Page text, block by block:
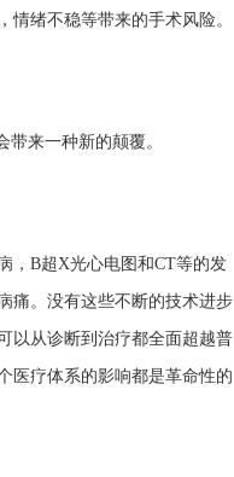
绪不稳等带来的手术风险。
来一种新的颠覆。
，B超X光心电图和CT等的发
痛。没有这些不断的技术进步
以从诊断到治疗都全面超越普
医疗体系的影响都是革命性的